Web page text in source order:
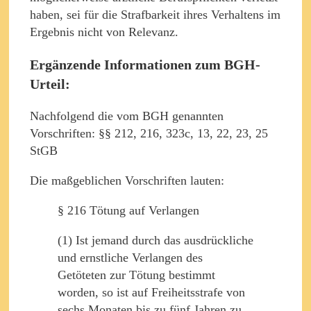
haben, sei für die Strafbarkeit ihres Verhaltens im
Ergebnis nicht von Relevanz.
Ergänzende Informationen zum BGH-
Urteil:
Nachfolgend die vom BGH genannten
Vorschriften: §§ 212, 216, 323c, 13, 22, 23, 25
StGB
Die maßgeblichen Vorschriften lauten:
§ 216 Tötung auf Verlangen
(1) Ist jemand durch das ausdrückliche
und ernstliche Verlangen des
Getöteten zur Tötung bestimmt
worden, so ist auf Freiheitsstrafe von